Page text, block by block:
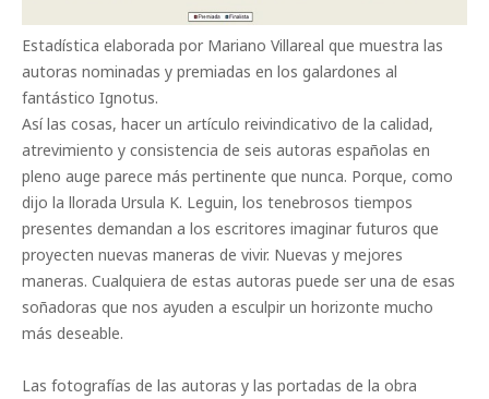
Estadística elaborada por Mariano Villareal que muestra las
autoras nominadas y premiadas en los galardones al
fantástico Ignotus.
Así las cosas, hacer un artículo reivindicativo de la calidad,
atrevimiento y consistencia de seis autoras españolas en
pleno auge parece más pertinente que nunca. Porque, como
dijo la llorada Ursula K. Leguin, los tenebrosos tiempos
presentes demandan a los escritores imaginar futuros que
proyecten nuevas maneras de vivir. Nuevas y mejores
maneras. Cualquiera de estas autoras puede ser una de esas
soñadoras que nos ayuden a esculpir un horizonte mucho
más deseable.
Las fotografías de las autoras y las portadas de la obra